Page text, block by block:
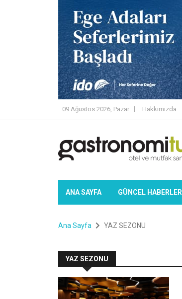
09 Ağustos 2026, Pazar Hakkımızda
ANA SAYFA GÜNCEL HABERLER
Ana Sayfa YAZ SEZONU
YAZ SEZONU